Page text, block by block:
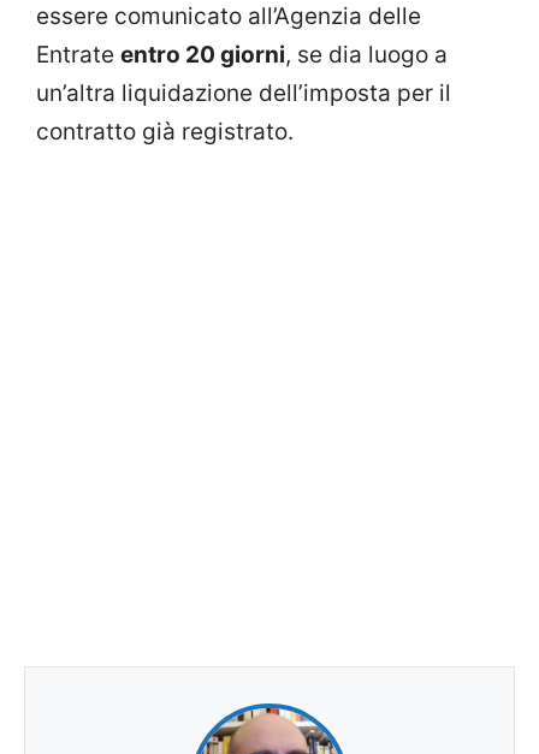
essere comunicato all’Agenzia delle
Entrate entro 20 giorni, se dia luogo a
un’altra liquidazione dell’imposta per il
contratto già registrato.